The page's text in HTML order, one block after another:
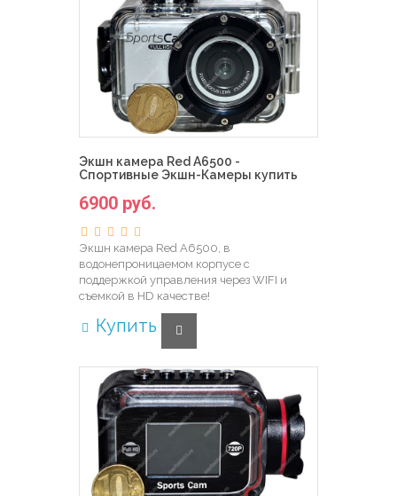
Экшн камера Red A6500 -
Спортивные Экшн-Камеры купить
6900 руб.
Экшн камера Red A6500, в
водонепроницаемом корпусе с
поддержкой управления через WIFI и
съемкой в HD качестве!
Купить